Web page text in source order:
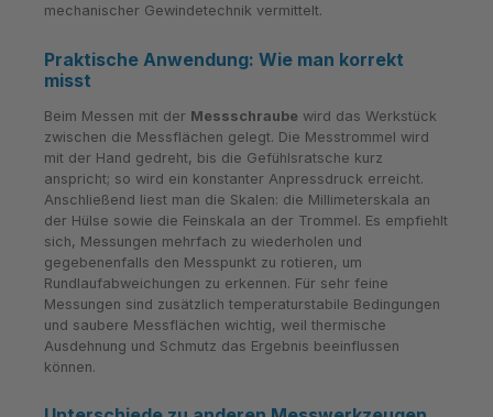
mechanischer Gewindetechnik vermittelt.
Praktische Anwendung: Wie man korrekt
misst
Beim Messen mit der Messschraube wird das Werkstück
zwischen die Messflächen gelegt. Die Messtrommel wird
mit der Hand gedreht, bis die Gefühlsratsche kurz
anspricht; so wird ein konstanter Anpressdruck erreicht.
Anschließend liest man die Skalen: die Millimeterskala an
der Hülse sowie die Feinskala an der Trommel. Es empfiehlt
sich, Messungen mehrfach zu wiederholen und
gegebenenfalls den Messpunkt zu rotieren, um
Rundlaufabweichungen zu erkennen. Für sehr feine
Messungen sind zusätzlich temperaturstabile Bedingungen
und saubere Messflächen wichtig, weil thermische
Ausdehnung und Schmutz das Ergebnis beeinflussen
können.